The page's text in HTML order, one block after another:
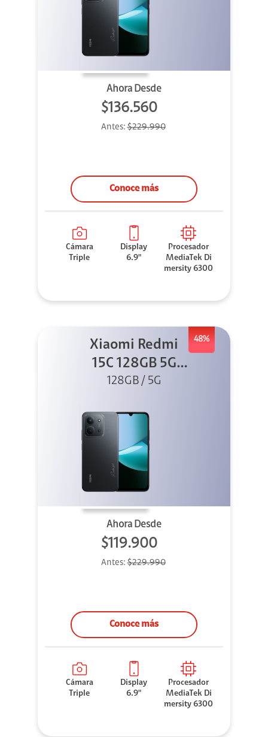
Ahora Desde
$136.560
Antes:$229.990
Conoce más
Cámara
Triple
Display
6.9"
Procesador
MediaTek Di
mersity 6300
48%
Xiaomi Redmi
15C 128GB 5G
Negro
128GB / 5G
Ahora Desde
$119.900
Antes:$229.990
Conoce más
Cámara
Triple
Display
6.9"
Procesador
MediaTek Di
mersity 6300